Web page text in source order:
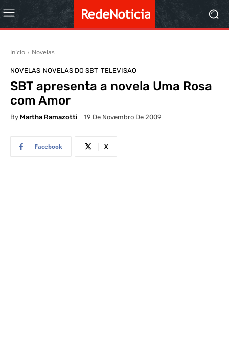
Início Novelas
NOVELAS NOVELAS DO SBT TELEVISAO
SBT apresenta a novela Uma Rosa
com Amor
By Martha Ramazotti 19 De Novembro De 2009
Facebook X